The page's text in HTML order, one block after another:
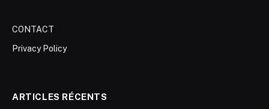
CONTACT
Privacy Policy
ARTICLES RÉCENTS